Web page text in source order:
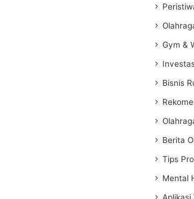
Gym &
Bisnis
Berita
Tips
Mental